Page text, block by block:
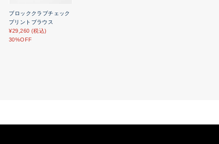
ブロッククラブチェック
プリントブラウス
¥29,260 (税込)
30%OFF